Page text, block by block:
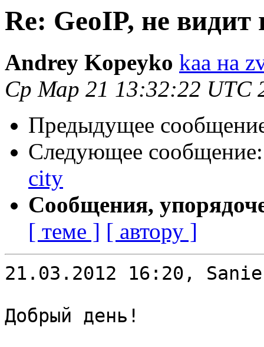
Re: GeoIP, не видит
Andrey Kopeyko kaa на
Ср Мар 21 13:32:22 UTC
Предыдущее
Следующее
city
Сообщения,
[ теме ] [ автору ]
21.03.2012 16:20,
Добрый день!